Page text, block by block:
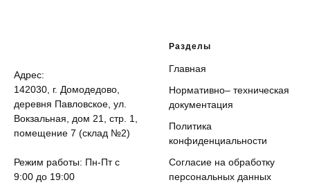
Адрес:
142030, г. Домодедово,
деревня Павловское, ул.
Вокзальная, дом 21, стр. 1,
помещение 7 (склад №2)
Режим работы: Пн-Пт с
9:00 до 19:00
Разделы
Главная
Нормативно– техническая
документация
Политика
конфиденциальности
Согласие на обработку
персональных данных